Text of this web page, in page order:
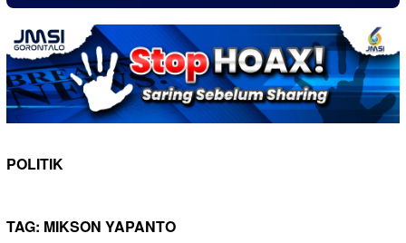
POLITIK
TAG: MIKSON YAPANTO